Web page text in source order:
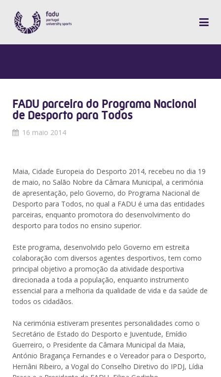
FADU parceira do Programa Nacional
de Desporto para Todos
16 maio 2014
Maia, Cidade Europeia do Desporto 2014, recebeu no dia 19
de maio, no Salão Nobre da Câmara Municipal, a cerimónia
de apresentação, pelo Governo, do Programa Nacional de
Desporto para Todos, no qual a FADU é uma das entidades
parceiras, enquanto promotora do desenvolvimento do
desporto para todos no ensino superior.
Este programa, desenvolvido pelo Governo em estreita
colaboração com diversos agentes desportivos, tem como
principal objetivo a promoção da atividade desportiva
direcionada a toda a população, enquanto instrumento
essencial para a melhoria da qualidade de vida e da saúde de
todos os cidadãos.
Na cerimónia estiveram presentes personalidades como o
Secretário de Estado do Desporto e Juventude, Emídio
Guerreiro, o Presidente da Câmara Municipal da Maia,
António Bragança Fernandes e o Vereador para o Desporto,
Hernâni Ribeiro, a Vogal do Conselho Diretivo do IPDJ, Lídia